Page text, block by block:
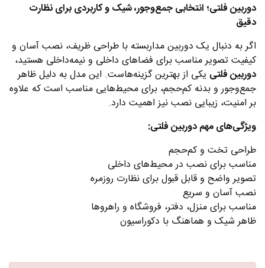
دوربین فلتی؛ انتخابی جمع‌وجور، شیک و کاربردی برای نظارت
دقیق
اگر به دنبال یک دوربین مداربسته با طراحی ظریف، نصب آسان و
کیفیت تصویر مناسب برای فضاهای داخلی و نیمه‌داخلی هستید،
دوربین فلتی یکی از بهترین گزینه‌هاست. این مدل به دلیل ظاهر
جمع‌وجور و بدنه کم‌حجم، برای محیط‌هایی مناسب است که علاوه
بر امنیت، زیبایی نصب نیز اهمیت دارد.
ویژگی‌های مهم دوربین فلتی:
طراحی تخت و کم‌حجم
مناسب برای نصب در محیط‌های داخلی
تصویر واضح و قابل قبول برای نظارت روزمره
نصب آسان و سریع
مناسب برای منزل، دفتر، فروشگاه و راهروها
ظاهر شیک و هماهنگ با دکوراسیون